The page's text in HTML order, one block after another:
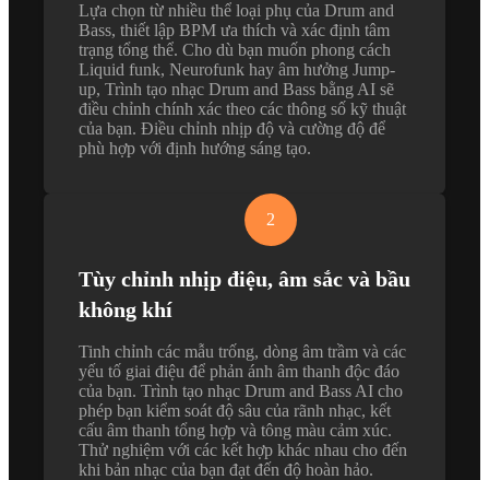
Lựa chọn từ nhiều thể loại phụ của Drum and
Bass, thiết lập BPM ưa thích và xác định tâm
trạng tổng thể. Cho dù bạn muốn phong cách
Liquid funk, Neurofunk hay âm hưởng Jump-
up, Trình tạo nhạc Drum and Bass bằng AI sẽ
điều chỉnh chính xác theo các thông số kỹ thuật
của bạn. Điều chỉnh nhịp độ và cường độ để
phù hợp với định hướng sáng tạo.
2
Tùy chỉnh nhịp điệu, âm sắc và bầu
không khí
Tinh chỉnh các mẫu trống, dòng âm trầm và các
yếu tố giai điệu để phản ánh âm thanh độc đáo
của bạn. Trình tạo nhạc Drum and Bass AI cho
phép bạn kiểm soát độ sâu của rãnh nhạc, kết
cấu âm thanh tổng hợp và tông màu cảm xúc.
Thử nghiệm với các kết hợp khác nhau cho đến
khi bản nhạc của bạn đạt đến độ hoàn hảo.